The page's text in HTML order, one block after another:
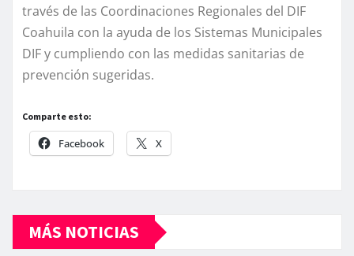
través de las Coordinaciones Regionales del DIF
Coahuila con la ayuda de los Sistemas Municipales
DIF y cumpliendo con las medidas sanitarias de
prevención sugeridas.
Comparte esto:
Facebook X
MÁS NOTICIAS